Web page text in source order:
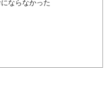
ならなかった